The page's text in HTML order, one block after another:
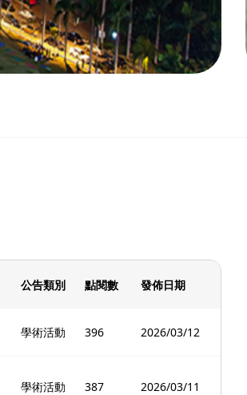
公告類別 點閱數 發佈日期
學術活動 396 2026/03/12
學術活動 387 2026/03/11